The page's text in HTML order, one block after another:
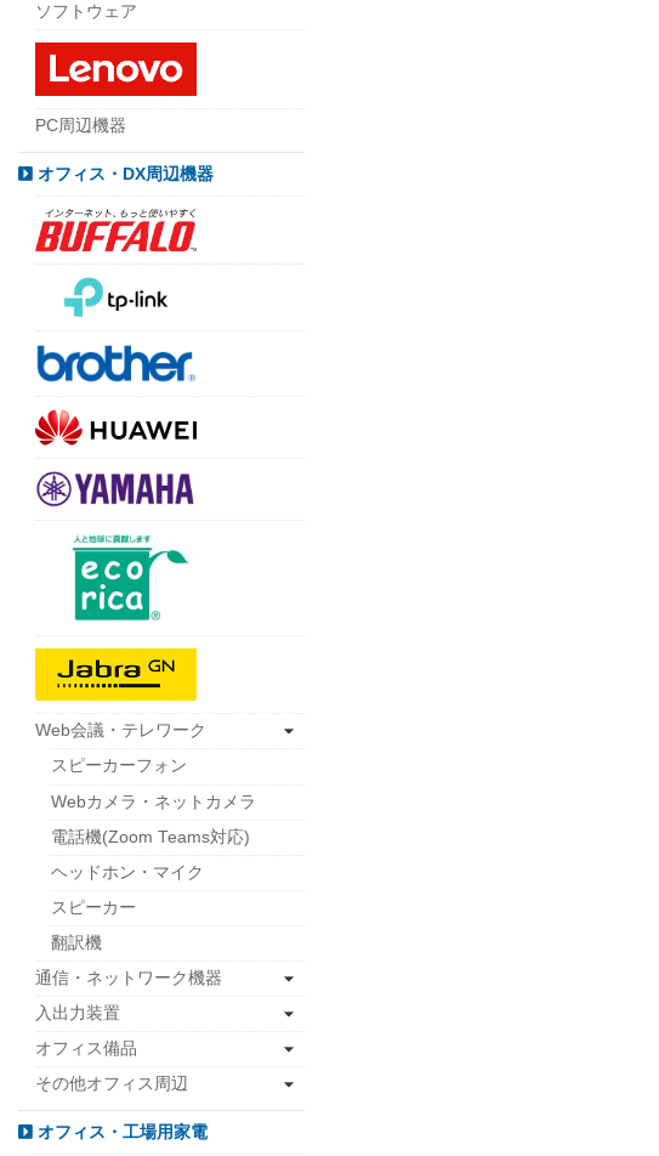
ソフトウェア
PC周辺機器
オフィス・DX周辺機器
Web会議・テレワーク
スピーカーフォン
Webカメラ・ネットカメラ
電話機(Zoom Teams対応)
ヘッドホン・マイク
スピーカー
翻訳機
通信・ネットワーク機器
入出力装置
オフィス備品
その他オフィス周辺
オフィス・工場用家電